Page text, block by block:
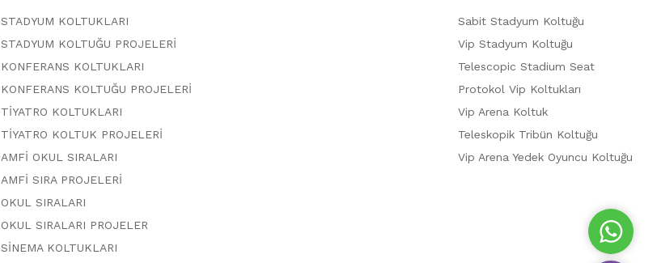
STADYUM KOLTUKLARI
STADYUM KOLTUĞU PROJELERİ
KONFERANS KOLTUKLARI
KONFERANS KOLTUĞU PROJELERİ
TİYATRO KOLTUKLARI
TİYATRO KOLTUK PROJELERİ
AMFİ OKUL SIRALARI
AMFİ SIRA PROJELERİ
OKUL SIRALARI
OKUL SIRALARI PROJELER
SİNEMA KOLTUKLARI
Sabit Stadyum Koltuğu
Vip Stadyum Koltuğu
Telescopic Stadium Seat
Protokol Vip Koltukları
Vip Arena Koltuk
Teleskopik Tribün Koltuğu
Vip Arena Yedek Oyuncu Koltuğu
W
h